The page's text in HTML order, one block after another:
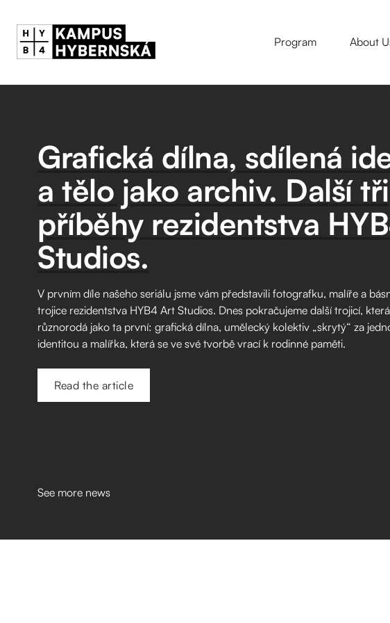
Program About
Grafická dílna, sdílená
a tělo jako archiv. Další tři
příběhy rezidentstva
Studios.
V prvním díle našeho seriálu jsme vám představili fotografku, malíře a
trojice rezidentstva HYB4 Art Studios. Dnes pokračujeme další trojicí,
různorodá jako ta první: grafická dílna, umělecký kolektiv „skrytý“ za
identitou a malířka, která se ve své tvorbě vrací k rodinné paměti.
Read the article
See more news